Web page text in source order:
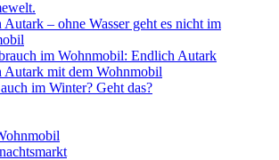
– ohne Wasser geht es nicht im
im Wohnmobil: Endlich Autark
Autark mit dem Wohnmobil
im Winter? Geht das?